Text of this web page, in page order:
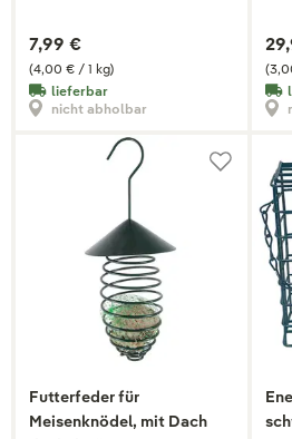
(4,00 € / 1 kg)
7,99 €
lieferbar
nicht abholbar
Futterfeder für
Meisenknödel, mit Dach